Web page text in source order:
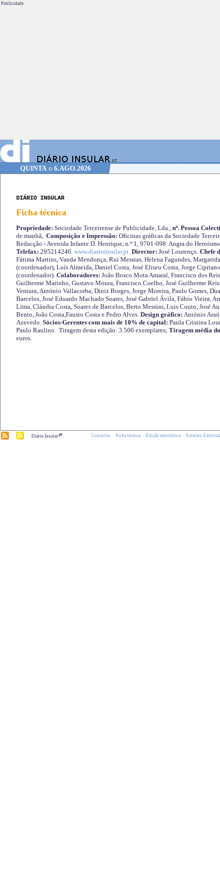
Publicidade.
QUINTAo 6.AGO.2026
DIÁRIO INSULAR
Ficha técnica
Propriedade: Sociedade Terceirense de Publicidade, Lda., nº. Pessoa
de manhã, Composição e Impressão: Oficinas gráficas da Sociedade
Redacção - Avenida Infante D. Henrique, n.º 1, 9701-098 Angra do
Telefax: 295214246. www.diarioinsular.pt Director: José Lourenço. Chefe
Fátima Martins, Vanda Mendonça, Rui Messias, Helena Fagundes,
(coordenador), Luís Almeida, Daniel Costa, José Eliseu Costa, Jorge
(coordenador). Colaboradores: João Bosco Mota Amaral, Francisco dos
Guilherme Marinho, Gustavo Moura, Francisco Coelho, José Guilherme
Ventura, António Vallacorba, Diniz Borges, Jorge Moreira, Paulo Gomes,
Barcelos, José Eduardo Machado Soares, José Gabriel Ávila, Fábio Vieira,
Lima, Cláudia Costa, Soares de Barcelos, Berto Messias, Luis Couto, José
Bento, João Costa,Fausto Costa e Pedro Alves. Design gráfico: António
Azevedo. Sócios-Gerentes com mais de 10% de capital: Paula Cristina
Paulo Raulino. Tiragem desta edição: 3.500 exemplares; Tiragem média
euros.
Diário Insular.pt Contactos Ficha técnica Edição electrónica Estatuto Editorial